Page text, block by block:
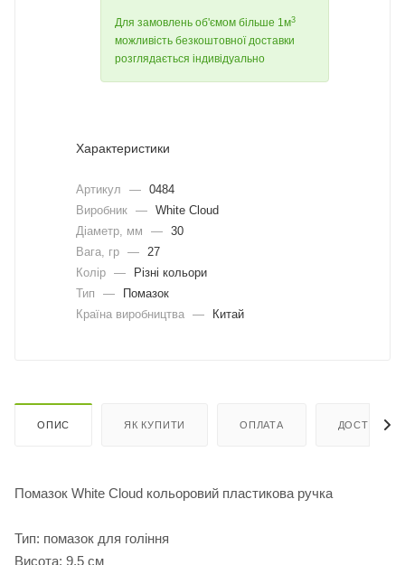
Для замовлень об'ємом більше 1м3
можливість безкоштовної доставки
розглядається індивідуально
Характеристики
Артикул — 0484
Виробник — White Cloud
Діаметр, мм
— 30
Вага, гр —
27
Колір —
Різні кольори
Тип
—
Помазок
Країна виробництва — Китай
ОПИС ЯК КУПИТИ ОПЛАТА ДОСТАВКА
Помазок White Cloud кольоровий пластикова ручка
Тип: помазок для гоління
Висота: 9,5 см